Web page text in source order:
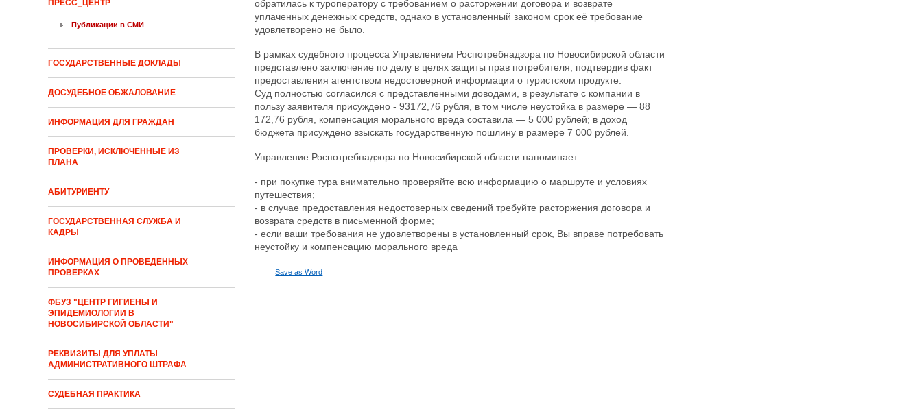
ПРЕСС_ЦЕНТР
Публикации в СМИ
ГОСУДАРСТВЕННЫЕ ДОКЛАДЫ
ДОСУДЕБНОЕ ОБЖАЛОВАНИЕ
ИНФОРМАЦИЯ ДЛЯ ГРАЖДАН
ПРОВЕРКИ, ИСКЛЮЧЕННЫЕ ИЗ
ПЛАНА
АБИТУРИЕНТУ
ГОСУДАРСТВЕННАЯ СЛУЖБА И
КАДРЫ
ИНФОРМАЦИЯ О ПРОВЕДЕННЫХ
ПРОВЕРКАХ
ФБУЗ "ЦЕНТР ГИГИЕНЫ И
ЭПИДЕМИОЛОГИИ В
НОВОСИБИРСКОЙ ОБЛАСТИ"
РЕКВИЗИТЫ ДЛЯ УПЛАТЫ
АДМИНИСТРАТИВНОГО ШТРАФА
СУДЕБНАЯ ПРАКТИКА
обратилась к туроператору с требованием о расторжении договора и возврате
уплаченных денежных средств, однако в установленный законом срок её требование
удовлетворено не было.
В рамках судебного процесса Управлением Роспотребнадзора по Новосибирской области
представлено заключение по делу в целях защиты прав потребителя, подтвердив факт
предоставления агентством недостоверной информации о туристском продукте.
Суд полностью согласился с представленными доводами, в результате с компании в
пользу заявителя присуждено - 93172,76 рубля, в том числе неустойка в размере — 88
172,76 рубля, компенсация морального вреда составила — 5 000 рублей; в доход
бюджета присуждено взыскать государственную пошлину в размере 7 000 рублей.
Управление Роспотребнадзора по Новосибирской области напоминает:
- при покупке тура внимательно проверяйте всю информацию о маршруте и условиях
путешествия;
- в случае предоставления недостоверных сведений требуйте расторжения договора и
возврата средств в письменной форме;
- если ваши требования не удовлетворены в установленный срок, Вы вправе потребовать
неустойку и компенсацию морального вреда
Save as Word